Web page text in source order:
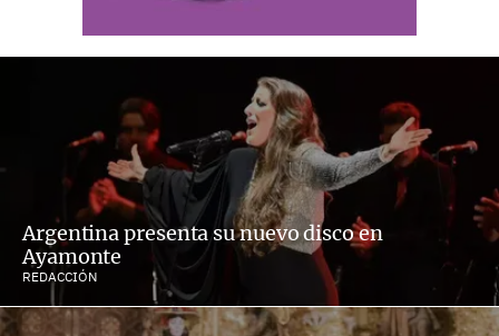
Argentina presenta su nuevo disco en
Ayamonte
REDACCIÓN